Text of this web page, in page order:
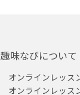
趣味なびについて
オンラインレッス
オンラインレッス